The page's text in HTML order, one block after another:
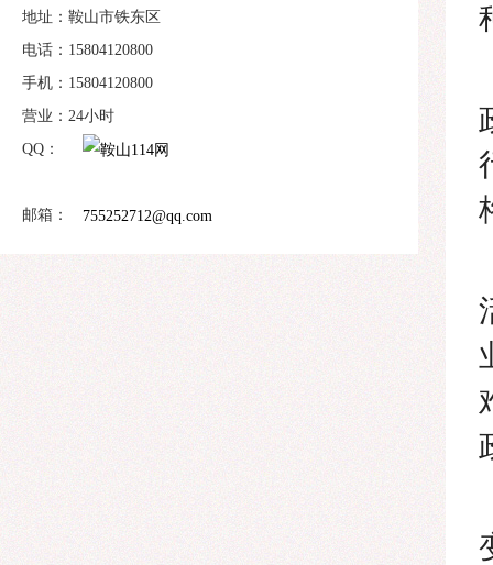
地址：鞍山市铁东区
电话：15804120800
手机：15804120800
营业：24小时
QQ：
邮箱： 755252712@qq.com